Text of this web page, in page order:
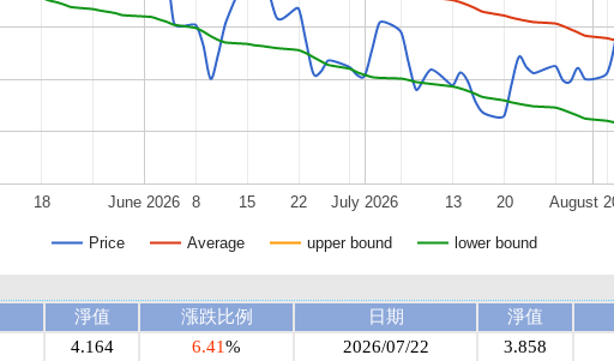
Price Average upper bound lower bound
June 2026 July 2026 August
18 8 15 22 13 20
淨值 漲跌比例 日期
淨值
4.164 6.41% 2026/07/22
3.858